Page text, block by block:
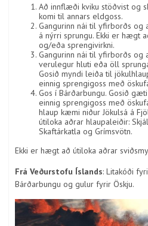
Að innflæði kviku stöðvist og
komi til annars eldgoss.
Gangurinn nái til yfirborðs og
á nýrri sprungu. Ekki er hægt
og/eða sprengivirkni.
Gangurinn nái til yfirborðs og
verulegur hluti eða öll
Gosið myndi leiða til
einnig sprengigoss með
Gos í Bárðarbungu. Gosið
einnig sprengigoss með
hlaup kæmi niður Jökulsá á
útiloka aðrar hlaupaleiðir:
Skaftárkatla og Grímsvötn.
Ekki er hægt að útiloka aðrar
Frá Veðurstofu Íslands: Litakóði
Bárðarbungu og gulur fyrir Öskju.